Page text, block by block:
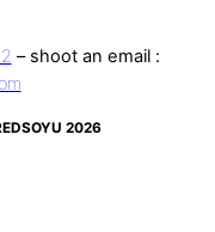
– shoot an email :
2026